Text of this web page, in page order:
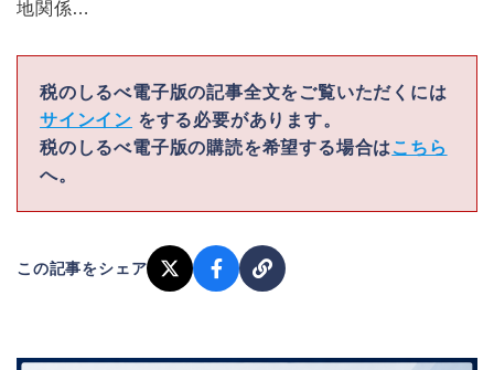
地関係…
税のしるべ電子版の記事全文をご覧いただくには
サインイン をする必要があります。
税のしるべ電子版の購読を希望する場合は こちら
へ。
この記事をシェア